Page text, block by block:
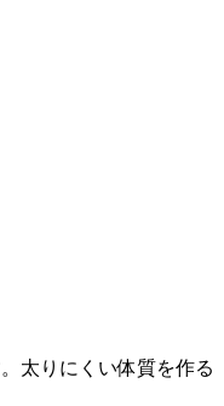
太りにくい体質を作る